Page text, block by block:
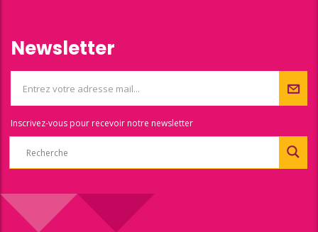
Newsletter
Inscrivez-vous pour recevoir notre newsletter